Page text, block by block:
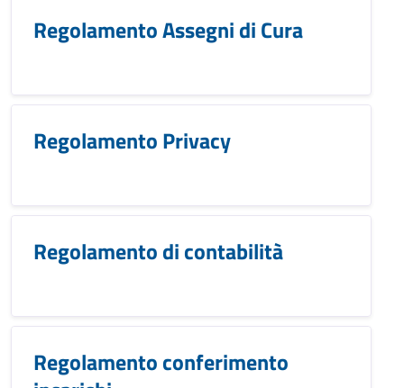
Regolamento Assegni di Cura
Regolamento Privacy
Regolamento di contabilità
Regolamento conferimento